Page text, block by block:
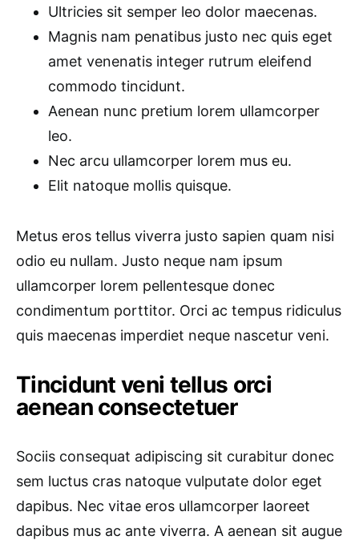
Ultricies sit semper leo dolor maecenas.
Magnis nam penatibus justo nec quis eget
amet venenatis integer rutrum eleifend
commodo tincidunt.
Aenean nunc pretium lorem ullamcorper
leo.
Nec arcu ullamcorper lorem mus eu.
Elit natoque mollis quisque.
Metus eros tellus viverra justo sapien quam nisi
odio eu nullam. Justo neque nam ipsum
ullamcorper lorem pellentesque donec
condimentum porttitor. Orci ac tempus ridiculus
quis maecenas imperdiet neque nascetur veni.
Tincidunt veni tellus orci
aenean consectetuer
Sociis consequat adipiscing sit curabitur donec
sem luctus cras natoque vulputate dolor eget
dapibus. Nec vitae eros ullamcorper laoreet
dapibus mus ac ante viverra. A aenean sit augue